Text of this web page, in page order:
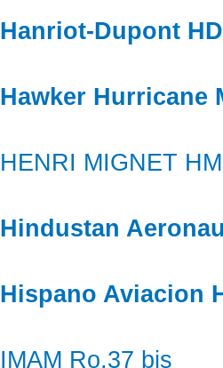
Hanriot-Dupont
Hawker Hurricane
HENRI MIGNET
Hindustan
Hispano Aviacion
IMAM Ro.37 bis